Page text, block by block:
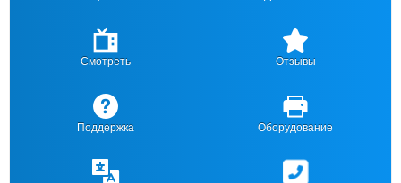
Смотреть Отзывы
Поддержка Оборудование